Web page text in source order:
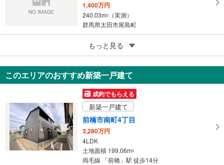
1,400万円
240.03m2
（実測）
群馬県太田市尾島町
成約でもらえる
太田市尾島町
1,300万円
211.63m
（実測）
群馬県太田市尾島町
もっと見る
このエリアのおすすめ新築一戸建て
成約でもらえる
新築一戸建て
前橋市南町4丁目
3,280万円
4LDK
土地面積 199.06m2
両毛線 「前橋」駅 徒歩14分